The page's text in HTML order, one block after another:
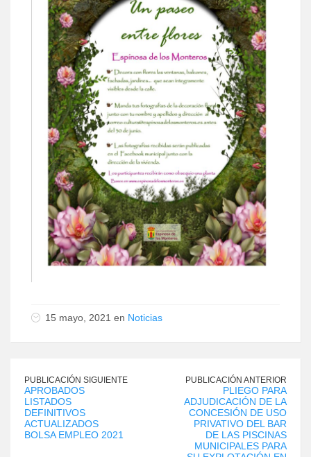
15 mayo, 2021 en Noticias
PUBLICACIÓN SIGUIENTE
APROBADOS
LISTADOS
DEFINITIVOS
ACTUALIZADOS
BOLSA EMPLEO 2021
PUBLICACIÓN ANTERIOR
PLIEGO PARA
ADJUDICACIÓN DE LA
CONCESIÓN DE USO
PRIVATIVO DEL BAR
DE LAS PISCINAS
MUNICIPALES PARA